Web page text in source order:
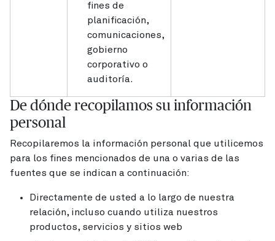
fines de
planificación,
comunicaciones,
gobierno
corporativo o
auditoría.
De dónde recopilamos su información
personal
Recopilaremos la información personal que utilicemos
para los fines mencionados de una o varias de las
fuentes que se indican a continuación:
Directamente de usted a lo largo de nuestra
relación, incluso cuando utiliza nuestros
productos, servicios y sitios web